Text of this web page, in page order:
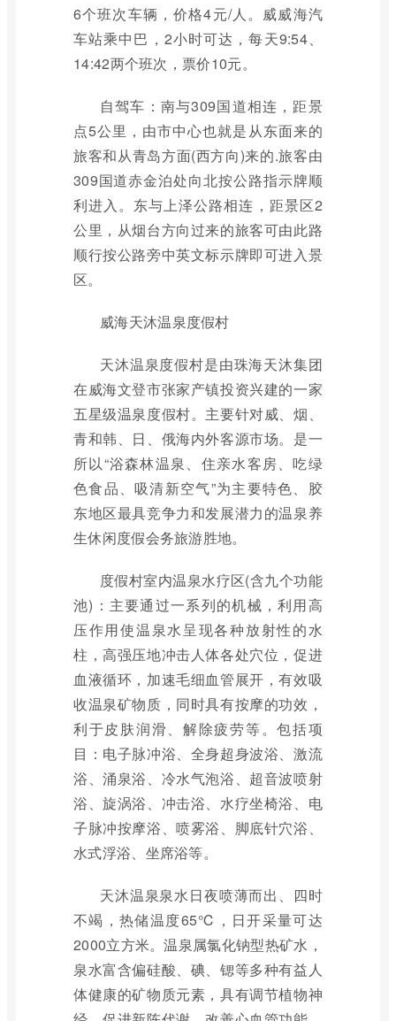
6个班次车辆，价格4元/人。威威海汽
车站乘中巴，2小时可达，每天9:54、
14:42两个班次，票价10元。
自驾车：南与309国道相连，距景
点5公里，由市中心也就是从东面来的
旅客和从青岛方面(西方向)来的.旅客由
309国道赤金泊处向北按公路指示牌顺
利进入。东与上泽公路相连，距景区2
公里，从烟台方向过来的旅客可由此路
顺行按公路旁中英文标示牌即可进入景
区。
威海天沐温泉度假村
天沐温泉度假村是由珠海天沐集团
在威海文登市张家产镇投资兴建的一家
五星级温泉度假村。主要针对威、烟、
青和韩、日、俄海内外客源市场。是一
所以“浴森林温泉、住亲水客房、吃绿
色食品、吸清新空气”为主要特色、胶
东地区最具竞争力和发展潜力的温泉养
生休闲度假会务旅游胜地。
度假村室内温泉水疗区(含九个功能
池)：主要通过一系列的机械，利用高
压作用使温泉水呈现各种放射性的水
柱，高强压地冲击人体各处穴位，促进
血液循环，加速毛细血管展开，有效吸
收温泉矿物质，同时具有按摩的功效，
利于皮肤润滑、解除疲劳等。包括项
目：电子脉冲浴、全身超身波浴、激流
浴、涌泉浴、冷水气泡浴、超音波喷射
浴、旋涡浴、冲击浴、水疗坐椅浴、电
子脉冲按摩浴、喷雾浴、脚底针穴浴、
水式浮浴、坐席浴等。
天沐温泉泉水日夜喷薄而出、四时
不竭，热储温度65℃，日开采量可达
2000立方米。温泉属氯化钠型热矿水，
泉水富含偏硅酸、碘、锶等多种有益人
体健康的矿物质元素，具有调节植物神